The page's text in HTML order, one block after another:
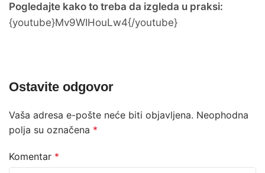
Pogledajte kako to treba da izgleda u praksi:
{youtube}Mv9WIHouLw4{/youtube}
Ostavite odgovor
Vaša adresa e-pošte neće biti objavljena. Neophodna
polja su označena *
Komentar *